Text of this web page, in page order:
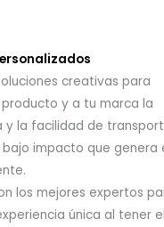
creativas para
y a tu marca la
y la facilidad de
impacto que genera
los mejores expertos
única al tener el